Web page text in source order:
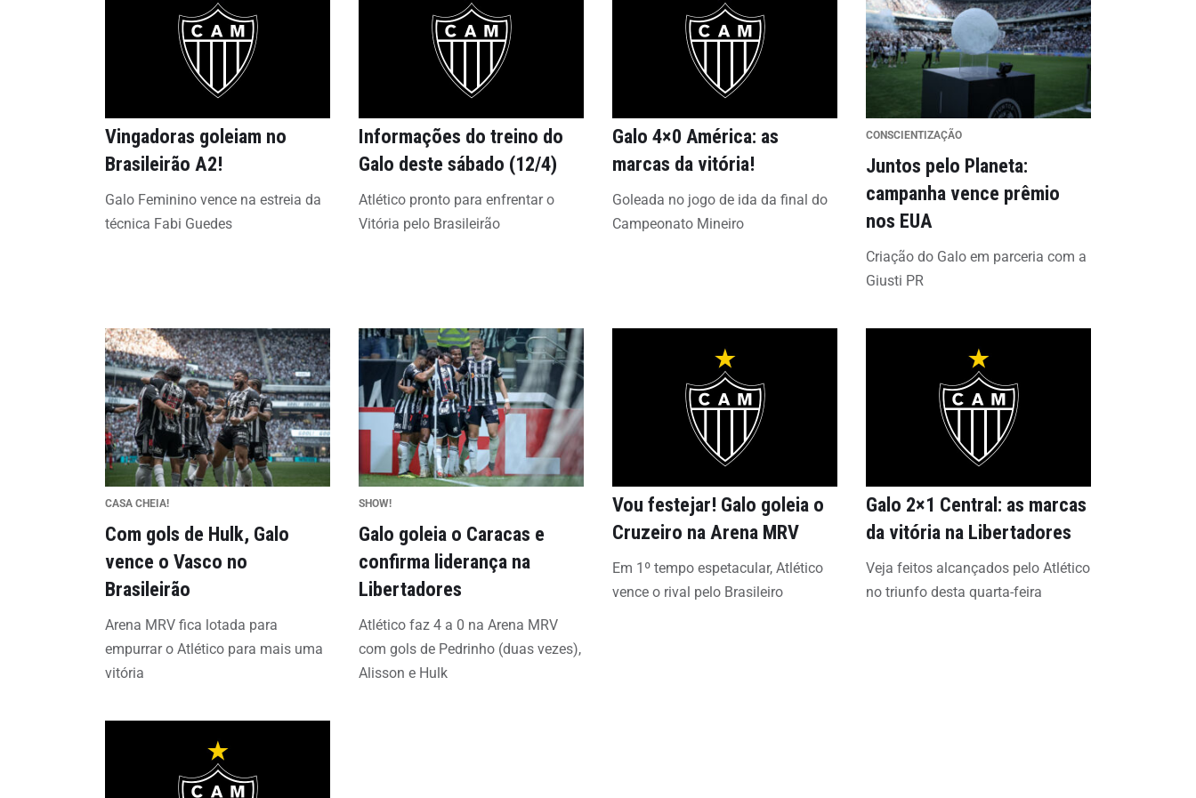
Vingadoras goleiam no
Brasileirão A2!
Galo Feminino vence na estreia da
técnica Fabi Guedes
Informações do treino do
Galo deste sábado (12/4)
Atlético pronto para enfrentar o
Vitória pelo Brasileirão
Galo 4×0 América: as
marcas da vitória!
Goleada no jogo de ida da final do
Campeonato Mineiro
CONSCIENTIZAÇÃO
Juntos pelo Planeta:
campanha vence prêmio
nos EUA
Criação do Galo em parceria com a
Giusti PR
CASA CHEIA!
Com gols de Hulk, Galo
vence o Vasco no
Brasileirão
Arena MRV fica lotada para
empurrar o Atlético para mais uma
vitória
SHOW!
Galo goleia o Caracas e
confirma liderança na
Libertadores
Atlético faz 4 a 0 na Arena MRV
com gols de Pedrinho (duas vezes),
Alisson e Hulk
Vou festejar! Galo goleia o
Cruzeiro na Arena MRV
Em 1º tempo espetacular, Atlético
vence o rival pelo Brasileiro
Galo 2×1 Central: as marcas
da vitória na Libertadores
Veja feitos alcançados pelo Atlético
no triunfo desta quarta-feira